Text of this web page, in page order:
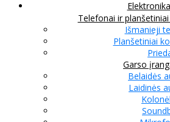
Elektronika
Telefonai ir
Išmanieji
Planšetiniai
Garso
Belaidės
Laidinės